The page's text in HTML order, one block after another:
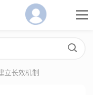
立长效机制